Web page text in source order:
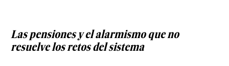
Las pensiones y el alarmismo que no
resuelve los retos del sistema